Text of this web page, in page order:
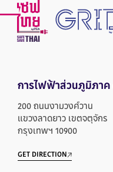
การไฟฟ้าส่วนภูมิภาค
200 ถนนงามวงศ์วาน
แขวงลาดยาว เขตจตุจักร
กรุงเทพฯ 10900
GET DIRECTION